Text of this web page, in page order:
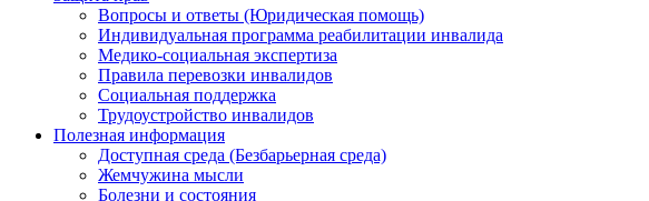
Вопросы и ответы (Юридическая помощь)
Индивидуальная программа реабилитации инвалида
Медико-социальная экспертиза
Правила перевозки инвалидов
Социальная поддержка
Трудоустройство инвалидов
Полезная информация
Доступная среда (Безбарьерная среда)
Жемчужина мысли
Болезни и состояния